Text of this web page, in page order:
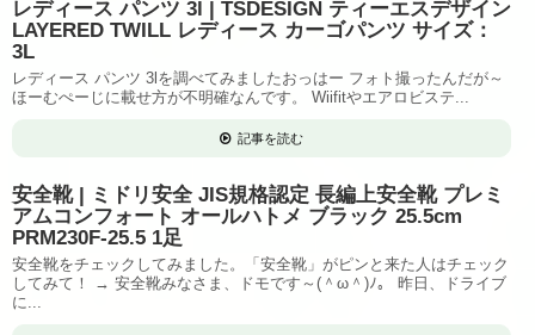
レディース パンツ 3l | TSDESIGN ティーエスデザイン
LAYERED TWILL レディース カーゴパンツ サイズ：
3L
レディース パンツ 3lを調べてみましたおっはー フォト撮ったんだが～
ほーむぺーじに載せ方が不明確なんです。 Wiifitやエアロビステ...
記事を読む
安全靴 | ミドリ安全 JIS規格認定 長編上安全靴 プレミ
アムコンフォート オールハトメ ブラック 25.5cm
PRM230F-25.5 1足
安全靴をチェックしてみました。「安全靴」がピンと来た人はチェック
してみて！ → 安全靴みなさま、ドモです～(＾ω＾)ﾉ。 昨日、ドライブ
に...